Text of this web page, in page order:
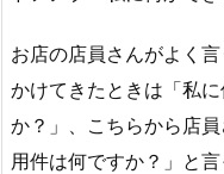
お店の店員さんがよく
かけてきたときは「私
か？」、こちらから店
用件は何ですか？」と